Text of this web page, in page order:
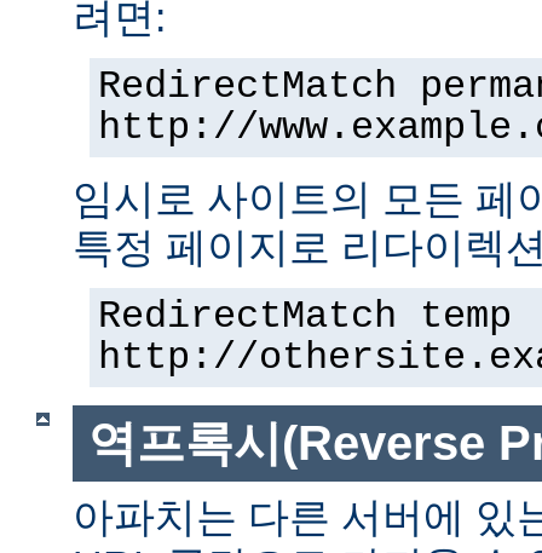
려면:
RedirectMatch
http://
임시로 사이트의 모든 페
특정 페이지로 리다이렉
RedirectMatch
http://
역프록시(Reverse
아파치는 다른 서버에 있